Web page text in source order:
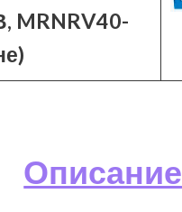
MRNRV40-
Описание